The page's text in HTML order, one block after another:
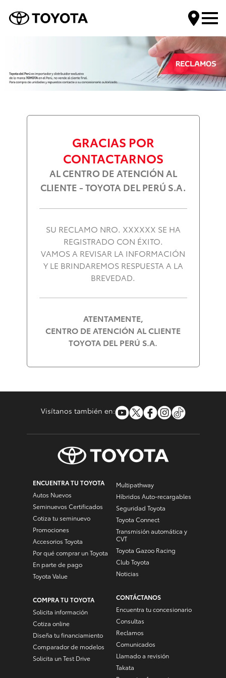
Compra tu Toyota
Servicios Toyota
Contáctanos
Reclamos
GRACIAS POR
CONTACTARNOS
AL CENTRO DE ATENCIÓN AL
CLIENTE - TOYOTA DEL PERÚ S.A.
SU RECLAMO NRO. XXXXXX SE HA
REGISTRADO CON ÉXITO.
VAMOS A REVISAR LA INFORMACIÓN
Y LE BRINDAREMOS RESPUESTA A LA
BREVEDAD.
ATENTAMENTE,
CENTRO DE ATENCIÓN AL CLIENTE
TOYOTA DEL PERÚ S.A.
Visítanos también en:
ENCUENTRA TU TOYOTA
Autos Nuevos
Seminuevos Certificados
Cotiza tu seminuevo
Promociones
Accesorios Toyota
Por qué comprar un Toyota
En parte de pago
Toyota Value
COMPRA TU TOYOTA
Solicita información
Cotiza online
Diseña tu financiamiento
Comparador de modelos
Solicita un Test Drive
Multipathway
Híbridos Auto-recargables
Seguridad Toyota
Toyota Connect
Transmisión automática y
CVT
Toyota Gazoo Racing
Club Toyota
Noticias
CONTÁCTANOS
Encuentra tu concesionario
Consultas
Reclamos
Comunicados
Llamado a revisión
Takata